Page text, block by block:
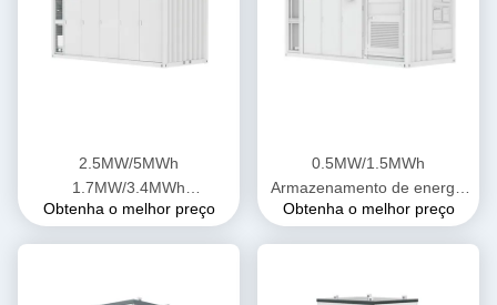
2.5MW/5MWh
1.7MW/3.4MWh
Armazenamento de energia
Obtenha o melhor preço
0.5MW/1.5MWh
Armazenamento de energia
industrial e comercial
Obtenha o melhor preço